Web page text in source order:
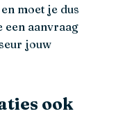
moet je dus
aanvraag
jouw
ook